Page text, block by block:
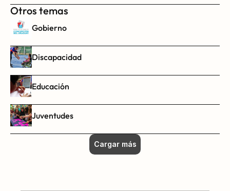
Otros temas
Gobierno
Discapacidad
Educación
Juventudes
Cargar más